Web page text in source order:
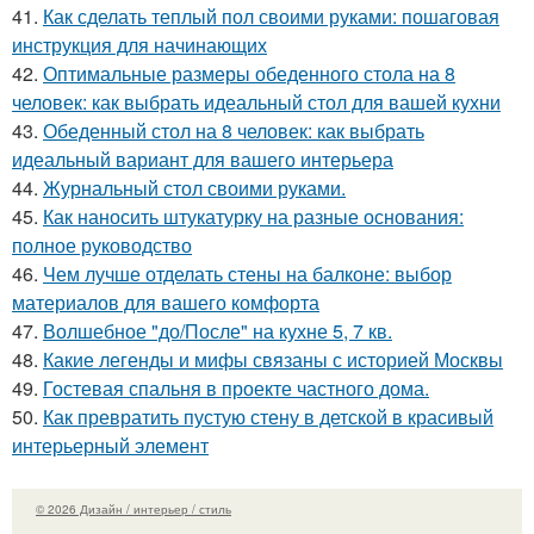
41. Как сделать теплый пол своими руками: пошаговая
инструкция для начинающих
42. Оптимальные размеры обеденного стола на 8
человек: как выбрать идеальный стол для вашей кухни
43. Обеденный стол на 8 человек: как выбрать
идеальный вариант для вашего интерьера
44. Журнальный стол своими руками.
45. Как наносить штукатурку на разные основания:
полное руководство
46. Чем лучше отделать стены на балконе: выбор
материалов для вашего комфорта
47. Волшебное "до/После" на кухне 5, 7 кв.
48. Какие легенды и мифы связаны с историей Москвы
49. Гостевая спальня в проекте частного дома.
50. Как превратить пустую стену в детской в красивый
интерьерный элемент
© 2026 Дизайн / интерьер / стиль